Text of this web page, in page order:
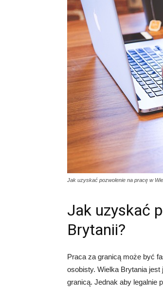
Jak uzyskać pozwolenie na pracę w
Jak uzyskać
Brytanii?
Praca za granicą może być
osobisty. Wielka Brytania
granicą. Jednak aby legalnie